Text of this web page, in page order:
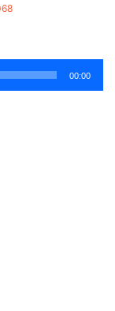
00:00